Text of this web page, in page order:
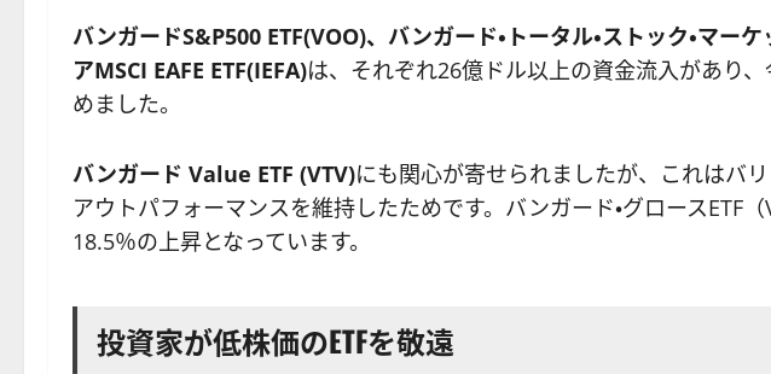
バンガードS&P500 ETF(VOO)、バンガード・トータル・ストック・マー
アMSCI EAFE ETF(IEFA)は、それぞれ26億ドル以上の資金流入があり
めました。
バンガード Value ETF (VTV)にも関心が寄せられましたが、これはバ
アウトパフォーマンスを維持したためです。バンガード・グロースETF
18.5％の上昇となっています。
投資家が低株価のETFを敬遠